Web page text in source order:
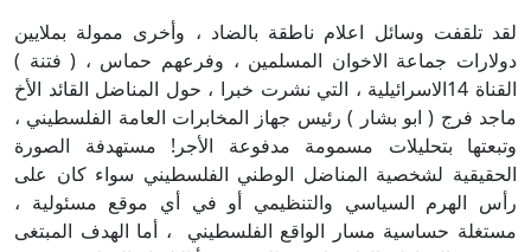
لقد تلقفت وسائل اعلام ناطقة بالضاد ، وأخرى ممولة بملايين
دولارات جماعة الاخوان المسلمين ، وفرعهم حماس ، ( فتنة )
القناة 14الاسرائيلية ، التي نشرت خبرا ، حول المناضل القائد الأخ
ماجد فرج ( ابو بشار ) رئيس جهاز المخابرات العامة الفلسطيني ،
وتبعتها بتحليلات مسمومة مدفوعة الأجر! مستهدفة الصورة
الحقيقية لشخصية المناضل الوطني الفلسطيني سواء كان على
رأس الهرم السياسي والتنظيمي أو في أي موقع مسئولية ،
مستغلة حساسية مسار الواقع الفلسطيني ، أما الهدف المبتغى